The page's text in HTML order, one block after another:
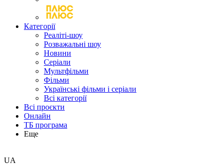
Категорії
Реаліті-шоу
Розважальні шоу
Новини
Серіали
Мультфільми
Фільми
Українські фільми і серіали
Всі категорії
Всі проєкти
Онлайн
ТБ програма
Еще
UA